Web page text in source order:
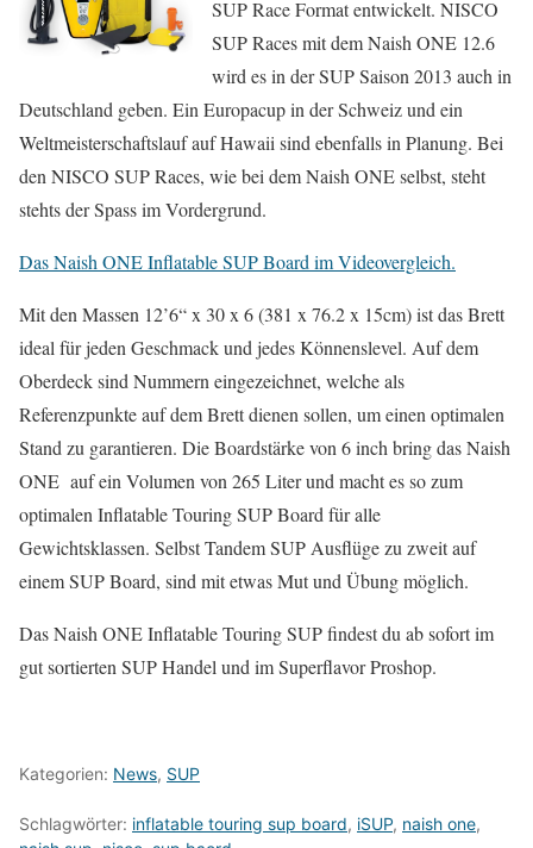
SUP Race Format entwickelt. NISCO
SUP Races mit dem Naish ONE 12.6
wird es in der SUP Saison 2013 auch in
Deutschland geben. Ein Europacup in der Schweiz und ein
Weltmeisterschaftslauf auf Hawaii sind ebenfalls in Planung. Bei
den NISCO SUP Races, wie bei dem Naish ONE selbst, steht
stehts der Spass im Vordergrund.
Das Naish ONE Inflatable SUP Board im Videovergleich.
Mit den Massen 12’6“ x 30 x 6 (381 x 76.2 x 15cm) ist das Brett
ideal für jeden Geschmack und jedes Könnenslevel. Auf dem
Oberdeck sind Nummern eingezeichnet, welche als
Referenzpunkte auf dem Brett dienen sollen, um einen optimalen
Stand zu garantieren. Die Boardstärke von 6 inch bring das Naish
ONE auf ein Volumen von 265 Liter und macht es so zum
optimalen Inflatable Touring SUP Board für alle
Gewichtsklassen. Selbst Tandem SUP Ausflüge zu zweit auf
einem SUP Board, sind mit etwas Mut und Übung möglich.
Das Naish ONE Inflatable Touring SUP findest du ab sofort im
gut sortierten SUP Handel und im Superflavor Proshop.
Kategorien: News, SUP
Schlagwörter: inflatable touring sup board, iSUP, naish one,